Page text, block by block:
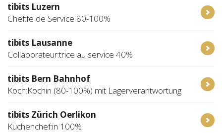
tibits Luzern
Chef:fe de Service 80-100%
tibits Lausanne
Collaborateur:trice au service 40%
tibits Bern Bahnhof
Koch:Köchin (80-100%) mit Lagerverantwortung
tibits Zürich Oerlikon
Küchenchef:in 100%